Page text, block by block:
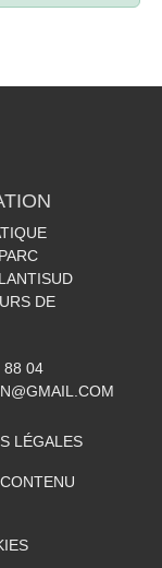
DE
88 04
LÉGALES